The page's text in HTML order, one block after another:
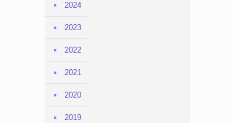
2024
2023
2022
2021
2020
2019